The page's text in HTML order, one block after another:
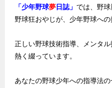
「少年野球夢日誌」 では、野
野球狂おやじが、少年野球へ
正しい野球技術指導、メンタル
熱く綴っています。
あなたの野球少年への指導法